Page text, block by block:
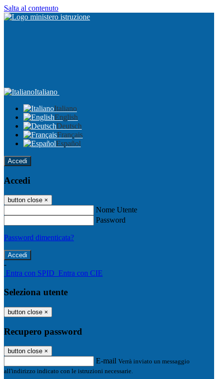
Salta al contenuto
Italiano
Italiano
English
Deutsch
Français
Español
Accedi
Accedi
button close ×
Nome Utente
Password
Password dimenticata?
-
Entra con SPID Entra con CIE
Seleziona utente
button close ×
Recupero password
button close ×
E-mail Verrà inviato un messaggio
all'indirizzo indicato con le istruzioni necessarie.